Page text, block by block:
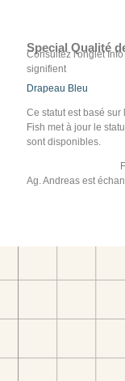
Special Qualité
Consultez l'onglet
signifient
Drapeau Bleu
Ce statut est basé
Fish met à jour le
sont disponibles.
Ag. Andreas est